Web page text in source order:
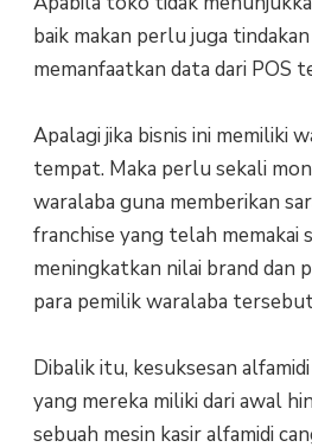
baik makan perlu juga
memanfaatkan data dari POS
Apalagi jika bisnis ini memiliki
tempat. Maka perlu sekali
waralaba guna memberikan
franchise yang telah memakai
meningkatkan nilai brand dan
para pemilik waralaba
Dibalik itu, kesuksesan
yang mereka miliki dari awal
sebuah mesin kasir alfamidi